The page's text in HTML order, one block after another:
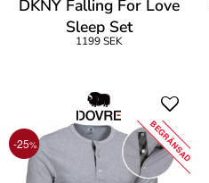
DKNY Falling For Love
Sleep Set
1199 SEK
-25% BEGRÄNSAD